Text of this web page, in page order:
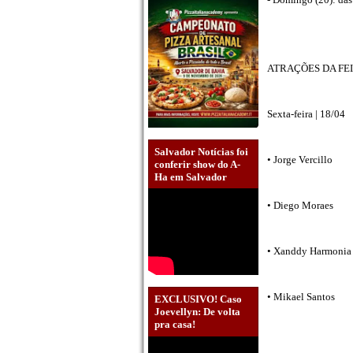
Salvador Notícias foi
conferir show do A-
Ha em Salvador
EXCLUSIVO! Caso
Joevellyn: De volta
pra casa!
ATRAÇÕES DA
Sexta-feira | 18/04
• Jorge Vercillo
• Diego Moraes
• Xanddy Harmonia
• Mikael Santos